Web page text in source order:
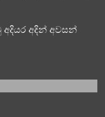
අදින් අවසන්